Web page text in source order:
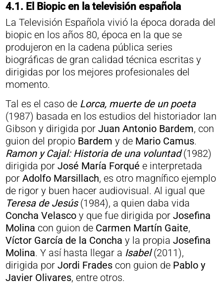
4.1. El Biopic en la televisión española
La Televisión Española vivió la época dorada del
biopic en los años 80, época en la que se
produjeron en la cadena pública series
biográficas de gran calidad técnica escritas y
dirigidas por los mejores profesionales del
momento.
Tal es el caso de Lorca, muerte de un poeta
(1987) basada en los estudios del historiador Ian
Gibson y dirigida por Juan Antonio Bardem, con
guion del propio Bardem y de Mario Camus.
Ramon y Cajal: Historia de una voluntad (1982)
dirigida por José María Forqué e interpretada
por Adolfo Marsillach, es otro magnífico ejemplo
de rigor y buen hacer audiovisual. Al igual que
Teresa de Jesús (1984), a quien daba vida
Concha Velascoy que fue dirigida por Josefina
Molina con guion de Carmen Martín Gaite,
Víctor García de la Concha y la propia Josefina
Molina. Y así hasta llegar a Isabel(2011),
dirigida por Jordi Fradescon guion de Pablo y
Javier Olivares, entre otros.